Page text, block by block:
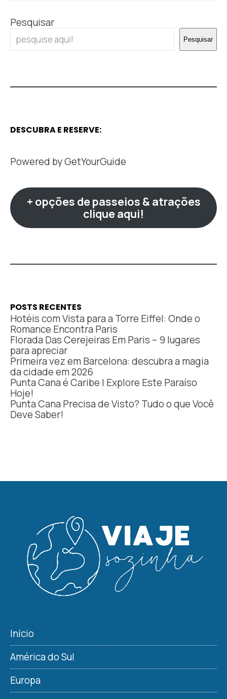
Pesquisar
Pesquisar
DESCUBRA E RESERVE:
Powered byGetYourGuide
+ opções de passeios & atrações
clique aqui!
POSTS RECENTES
Hotéis com Vista para a Torre Eiffel: Onde o
Romance Encontra Paris
Florada Das Cerejeiras Em Paris – 9 lugares
para apreciar
Primeira vez em Barcelona: descubra a magia
da cidade em 2026
Punta Cana é Caribe | Explore Este Paraíso
Hoje!
Punta Cana Precisa de Visto? Tudo o que Você
Deve Saber!
Início
América do Sul
Europa